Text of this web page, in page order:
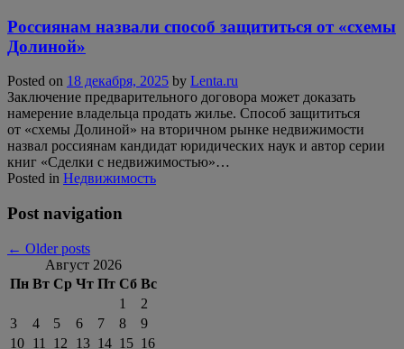
Россиянам назвали способ защититься от «схемы
Долиной»
Posted on 18 декабря, 2025 by Lenta.ru
Заключение предварительного договора может доказать
намерение владельца продать жилье. Способ защититься
от «схемы Долиной» на вторичном рынке недвижимости
назвал россиянам кандидат юридических наук и автор серии
книг «Сделки с недвижимостью»…
Posted in Недвижимость
Post navigation
← Older posts
Август 2026
Пн Вт Ср Чт Пт Сб Вс
1
2
3
4 5 6 7 8
9
10 11 12 13 14 15 16